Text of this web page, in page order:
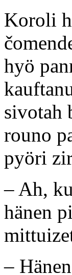
Koroli
hyö
sivotah
rouno
pyöri
– Ah,
hänen
–